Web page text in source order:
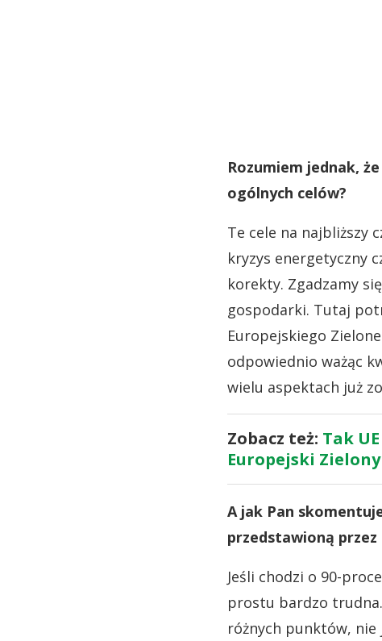
Rozumiem jednak,
ogólnych celów?
Te cele na najbliższy
kryzys energetyczny
korekty. Zgadzamy
gospodarki. Tutaj
Europejskiego
odpowiednio ważąc
wielu aspektach już
Zobacz też: Tak
Europejski Zielony
A jak Pan
przedstawioną przez
Jeśli chodzi o 90-
prostu bardzo
różnych punktów, nie